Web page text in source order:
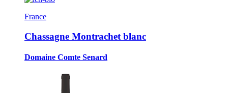
France
Chassagne Montrachet blanc
Domaine Comte Senard